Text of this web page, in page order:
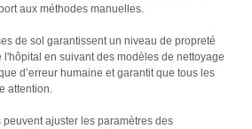
aux méthodes manuelles.
de sol garantissent un niveau de propreté
l'hôpital en suivant des modèles de nettoyage
d’erreur humaine et garantit que tous les
attention.
ajuster les paramètres des